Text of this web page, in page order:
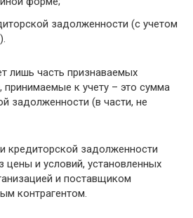
задолженности (с учетом
лишь часть признаваемых
принимаемые к учету – это сумма
задолженности (в части, не
кредиторской задолженности
цены и условий, установленных
и поставщиком
контрагентом.